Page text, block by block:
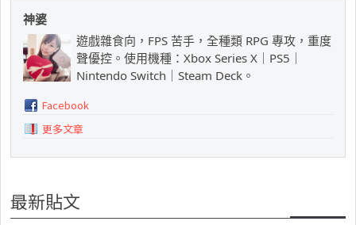
神婆
遊戲雜食向，FPS 苦手，全種類 RPG 專攻，重度
聲優控。使用機種：Xbox Series X｜PS5｜
Nintendo Switch｜Steam Deck。
Facebook
更多文章
最新貼文